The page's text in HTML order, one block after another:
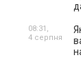
08:31,
4 серпня